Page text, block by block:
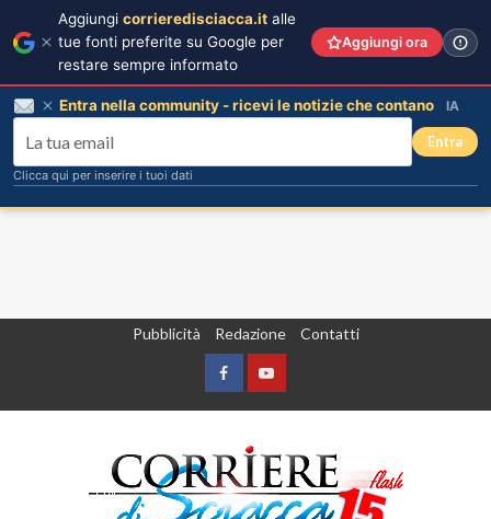
Pubblicità Redazione Contatti
FacebookYountube
Aggiungi corrieredisciacca.it alle
tue fonti preferite su Google per
restare sempre informato
Aggiungi ora
Entra nella community - ricevi le notizie che contano IA
Entra
Clicca qui per inserire i tuoi dati